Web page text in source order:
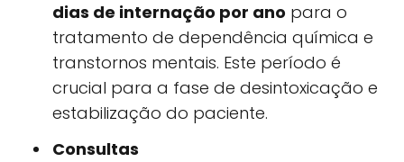
dias de internação por ano para o
tratamento de dependência química e
transtornos mentais. Este período é
crucial para a fase de desintoxicação e
estabilização do paciente.
Consultas